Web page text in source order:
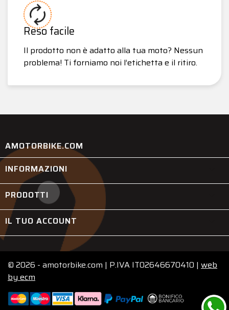
Reso facile
Il prodotto non è adatto alla tua moto? Nessun
problema! Ti forniamo noi l’etichetta e il ritiro.
AMOTORBIKE.COM
INFORMAZIONI
PRODOTTI
IL TUO ACCOUNT
© 2026 - amotorbike.com | P.IVA IT02646670410 | web
byecm